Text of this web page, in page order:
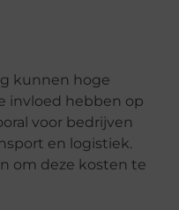
kunnen hoge
invloed hebben op
voor bedrijven
en logistiek.
om deze kosten te